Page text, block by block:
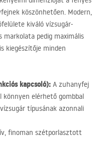
köszönhetően. Modern,
kiváló vízsugár-
pedig maximális
kiegészítője minden
kapcsoló): A zuhanyfej
elérhető gombbal
típusának azonnali
finoman szétporlasztott